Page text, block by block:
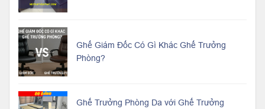
Ghế Giám Đốc Có Gì Khác Ghế Trưởng
Phòng?
Ghế Trưởng Phòng Da với Ghế Trưởng